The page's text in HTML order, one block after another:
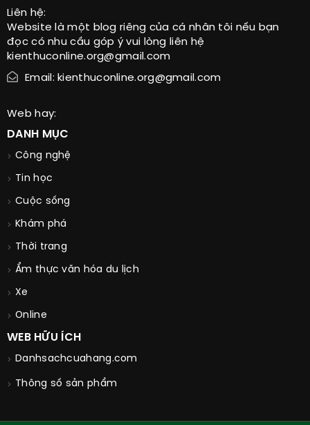
Liên hệ:
Website là một blog riêng của cá nhân tôi nếu bạn
đọc có nhu cầu góp ý vui lòng liên hệ
kienthuconline.org@gmail.com
Email: kienthuconline.org@gmail.com
Web hay:
DANH MỤC
Công nghệ
Tin học
Cuộc sống
Khám phá
Thời trang
Ẩm thực văn hóa du lịch
Xe
Online
WEB HỮU ÍCH
Danhsachcuahang.com
Thông số sản phẩm